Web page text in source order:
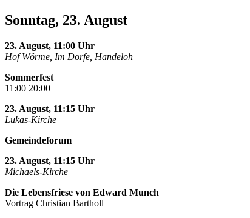
Sonntag, 23. August
23. August, 11:00 Uhr
Hof Wörme, Im Dorfe, Handeloh
Sommerfest
11:00 20:00
23. August, 11:15 Uhr
Lukas-Kirche
Gemeindeforum
23. August, 11:15 Uhr
Michaels-Kirche
Die Lebensfriese von Edward Munch
Vortrag Christian Bartholl